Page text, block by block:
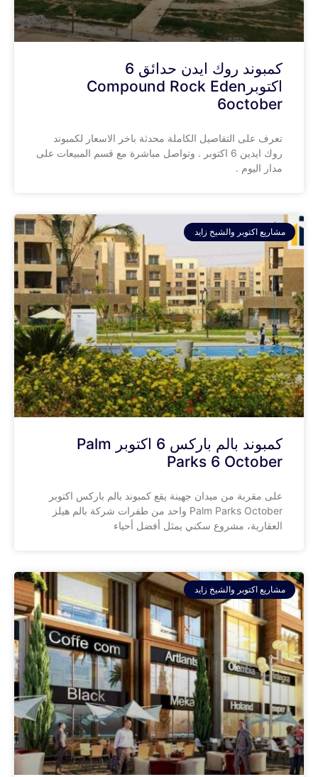
كمبوند روك ايدن حدائق 6
اكتوبرCompound Rock Eden
6october
تعرف على التفاصيل الكاملة محدثة باخر الاسعار لكمبوند
روك ايدين 6 اكتوبر . وتواصل مباشرة مع قسم المبيعات على
مدار اليوم .
مشاريع اكتوبر والشيخ زايد
كمبوند بالم باركس 6 اكتوبر Palm
Parks 6 October
على مقربة من ميدان جهينة يقع كمبوند بالم باركس اكتوبر
Palm Parks October واحد من طفرات شركة بالم هيلز
العقارية، مشروع سكني يمثل أفضل أحياء
مشاريع اكتوبر والشيخ زايد